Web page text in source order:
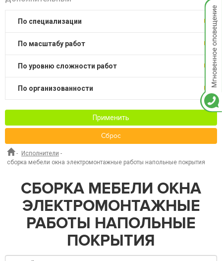
по специализации
по масштабу работ
по уровню сложности работ
по организованности
Применить
Сброс
- Исполнители -
сборка мебели окна электромонтажные работы напольные покрытия
СБОРКА МЕБЕЛИ ОКНА
ЭЛЕКТРОМОНТАЖНЫЕ
РАБОТЫ НАПОЛЬНЫЕ
ПОКРЫТИЯ